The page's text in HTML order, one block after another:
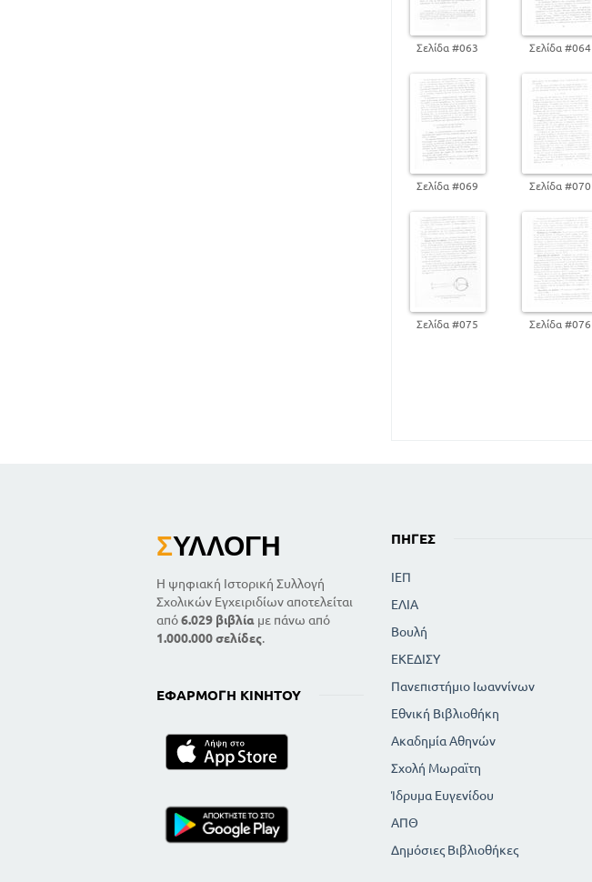
Σελίδα #063 Σελίδα #064
Σελίδα #069 Σελίδα #070
Σελίδα #075 Σελίδα #076
ΣΥΛΛΟΓΉ
Η ψηφιακή Ιστορική Συλλογή
Σχολικών Εγχειριδίων αποτελείται
από6.029 βιβλία με πάνω από
1.000.000 σελίδες.
ΕΦΑΡΜΟΓΉ ΚΙΝΗΤΟΎ
ΠΗΓΈΣ
ΙΕΠ
ΕΛΙΑ
Βουλή
ΕΚΕΔΙΣΥ
Πανεπιστήμιο Ιωαννίνων
Εθνική Βιβλιοθήκη
Ακαδημία Αθηνών
Σχολή Μωραϊτη
Ίδρυμα Ευγενίδου
ΑΠΘ
Δημόσιες Βιβλιοθήκες